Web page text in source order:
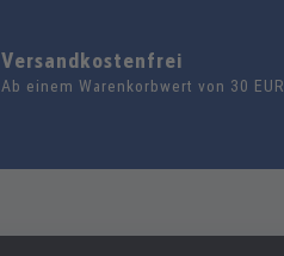
Versandkostenfrei
Ab einem Warenkorbwert von 30 EUR